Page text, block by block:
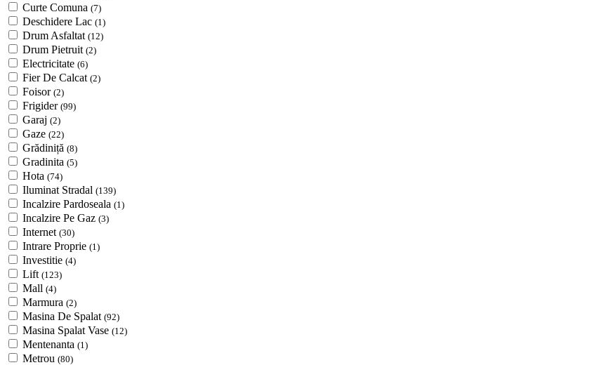
Curte Comuna (7)
Deschidere Lac (1)
Drum Asfaltat (12)
Drum Pietruit (2)
Electricitate (6)
Fier De Calcat (2)
Foisor (2)
Frigider (99)
Garaj (2)
Gaze (22)
Grădiniță (8)
Gradinita (5)
Hota (74)
Iluminat Stradal (139)
Incalzire Pardoseala (1)
Incalzire Pe Gaz (3)
Internet (30)
Intrare Proprie (1)
Investitie (4)
Lift (123)
Mall (4)
Marmura (2)
Masina De Spalat (92)
Masina Spalat Vase (12)
Mentenanta (1)
Metrou (80)